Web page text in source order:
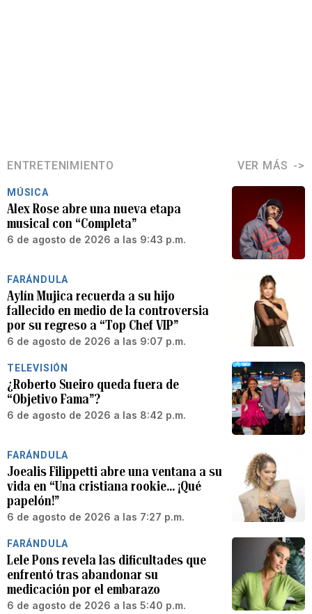
ENTRETENIMIENTO VER MÁS
MÚSICA
Alex Rose abre una nueva etapa
musical con “Completa”
6 de agosto de 2026 a las 9:43 p.m.
FARÁNDULA
Aylín Mujica recuerda a su hijo
fallecido en medio de la controversia
por su regreso a “Top Chef VIP”
6 de agosto de 2026 a las 9:07 p.m.
TELEVISIÓN
¿Roberto Sueiro queda fuera de
“Objetivo Fama”?
6 de agosto de 2026 a las 8:42 p.m.
FARÁNDULA
Joealis Filippetti abre una ventana a su
vida en “Una cristiana rookie… ¡Qué
papelón!”
6 de agosto de 2026 a las 7:27 p.m.
FARÁNDULA
Lele Pons revela las dificultades que
enfrentó tras abandonar su
medicación por el embarazo
6 de agosto de 2026 a las 5:40 p.m.